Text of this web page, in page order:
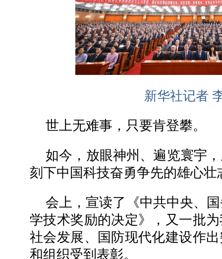
新华社记者
世上无难事，只要肯登攀。
如今，放眼神州、遍览寰宇
刻下中国科技奋勇争先的雄心壮
会上，宣读了《中共中央、
学技术奖励的决定》，又一批
社会发展、国防现代化建设作
和组织受到表彰。